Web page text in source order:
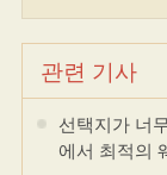
관련 기사
선택지가 너
에서 최적의